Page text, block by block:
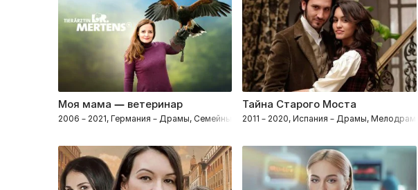
Моя мама — ветеринар
2006 – 2021, Германия – Драмы, Семейные, Мелодрамы
Тайна Старого Моста
2011 – 2020, Испания – Драмы, Мелодрамы